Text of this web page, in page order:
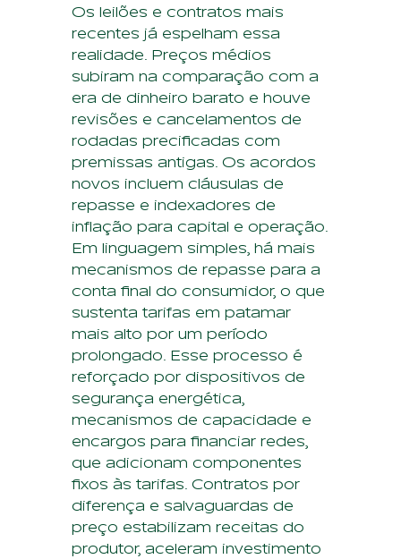
Os leilões e contratos mais
recentes já espelham essa
realidade. Preços médios
subiram na comparação com a
era de dinheiro barato e houve
revisões e cancelamentos de
rodadas precificadas com
premissas antigas. Os acordos
novos incluem cláusulas de
repasse e indexadores de
inflação para capital e operação.
Em linguagem simples, há mais
mecanismos de repasse para a
conta final do consumidor, o que
sustenta tarifas em patamar
mais alto por um período
prolongado. Esse processo é
reforçado por dispositivos de
segurança energética,
mecanismos de capacidade e
encargos para financiar redes,
que adicionam componentes
fixos às tarifas. Contratos por
diferença e salvaguardas de
preço estabilizam receitas do
produtor, aceleram investimento